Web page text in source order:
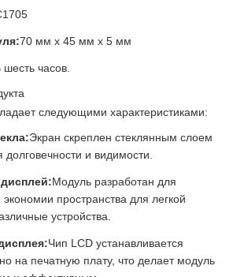
70 мм х 45 мм х 5 мм
шесть часов.
следующими характеристиками:
Экран скреплен стеклянным слоем
и видимости.
Модуль разработан для
экономии пространства для легкой
устройства.
Чип LCD устанавливается
на печатную плату, что делает модуль